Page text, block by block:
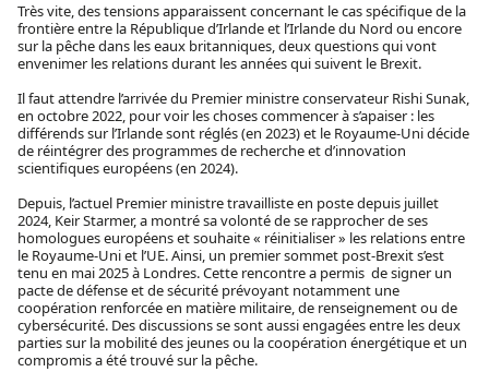
Très vite, des tensions apparaissent concernant le cas spécifique de la
frontière entre la République d’Irlande et l’Irlande du Nord ou encore
sur la pêche dans les eaux britanniques, deux questions qui vont
envenimer les relations durant les années qui suivent le Brexit.
Il faut attendre l’arrivée du Premier ministre conservateur Rishi Sunak,
en octobre 2022, pour voir les choses commencer à s’apaiser : les
différends sur l’Irlande sont réglés (en 2023) et le Royaume-Uni décide
de réintégrer des programmes de recherche et d’innovation
scientifiques européens (en 2024).
Depuis, l’actuel Premier ministre travailliste en poste depuis juillet
2024, Keir Starmer, a montré sa volonté de se rapprocher de ses
homologues européens et souhaite « réinitialiser » les relations entre
le Royaume-Uni et l’UE. Ainsi, un premier sommet post-Brexit s’est
tenu en mai 2025 à Londres. Cette rencontre a permis de signer un
pacte de défense et de sécurité prévoyant notamment une
coopération renforcée en matière militaire, de renseignement ou de
cybersécurité. Des discussions se sont aussi engagées entre les deux
parties sur la mobilité des jeunes ou la coopération énergétique et un
compromis a été trouvé sur la pêche.